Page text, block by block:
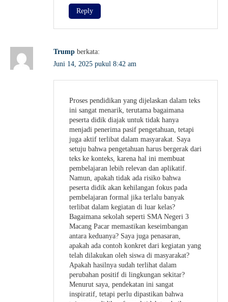
Reply
Trump berkata:
Juni 14, 2025 pukul 8:42 am
Proses pendidikan yang dijelaskan dalam teks
ini sangat menarik, terutama bagaimana
peserta didik diajak untuk tidak hanya
menjadi penerima pasif pengetahuan, tetapi
juga aktif terlibat dalam masyarakat. Saya
setuju bahwa pengetahuan harus bergerak dari
teks ke konteks, karena hal ini membuat
pembelajaran lebih relevan dan aplikatif.
Namun, apakah tidak ada risiko bahwa
peserta didik akan kehilangan fokus pada
pembelajaran formal jika terlalu banyak
terlibat dalam kegiatan di luar kelas?
Bagaimana sekolah seperti SMA Negeri 3
Macang Pacar memastikan keseimbangan
antara keduanya? Saya juga penasaran,
apakah ada contoh konkret dari kegiatan yang
telah dilakukan oleh siswa di masyarakat?
Apakah hasilnya sudah terlihat dalam
perubahan positif di lingkungan sekitar?
Menurut saya, pendekatan ini sangat
inspiratif, tetapi perlu dipastikan bahwa